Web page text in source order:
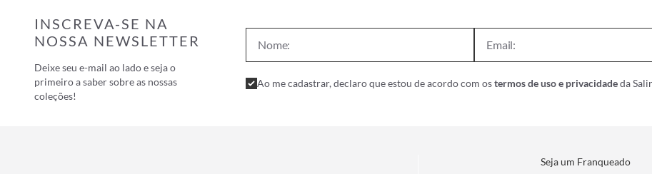
INSCREVA-SE NA
NOSSA NEWSLETTER
Deixe seu e-mail ao lado e seja o
primeiro a saber sobre as nossas
coleções!
Ao me cadastrar, declaro que estou de acordo com ostermos de uso e privacidadeda
Seja um Franqueado